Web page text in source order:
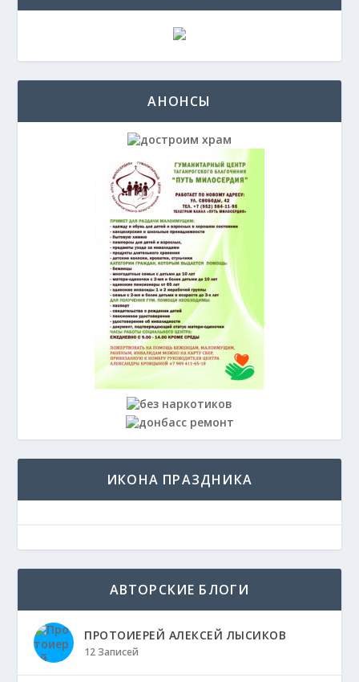
АНОНСЫ
ИКОНА ПРАЗДНИКА
АВТОРСКИЕ БЛОГИ
ПРОТОИЕРЕЙ АЛЕКСЕЙ ЛЫСИКОВ
12 Записей